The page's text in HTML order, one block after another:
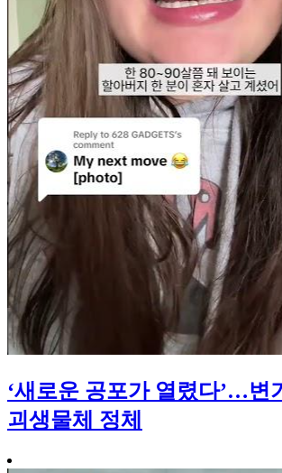
‘새로운 공포가 열렸다’…변
괴생물체 정체